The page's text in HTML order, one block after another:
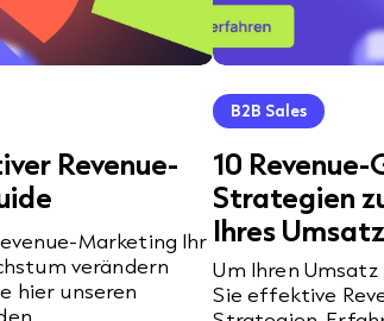
Revenue-
Marketing Ihr
verändern
hier unseren
B2B Sales
10
Strategien
Ihres
Um Ihren
Sie effektive